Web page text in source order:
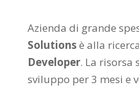
Azienda di grande
Solutionsè alla
Developer. La risorsa
sviluppo per 3 mesi e